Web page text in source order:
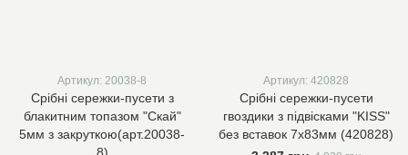
Артикул: 20038-8
Срібні сережки-пусети з
блакитним топазом "Скай"
5мм з закруткою(арт.20038-
Артикул: 420828
Срібні сережки-пусети
гвоздики з підвісками "KISS"
без вставок 7х83мм (420828)